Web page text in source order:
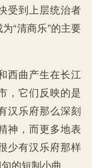
受到上层统治者
“清商乐”的主要
西曲产生在长江
，它们反映的是
汉乐府那么深刻
神，而更多地表
少有汉乐府那样
的短制小曲。